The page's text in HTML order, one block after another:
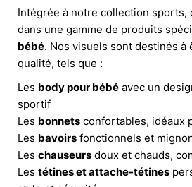
Intégrée à notre collection sports,
dans une gamme de produits
bébé. Nos visuels sont destinés à
qualité, tels que :
Les body pour bébé avec un
sportif
Les bonnets confortables, idéaux
Les bavoirs fonctionnels et
Les chauseurs doux et chauds,
Les tétines et attache-tétines